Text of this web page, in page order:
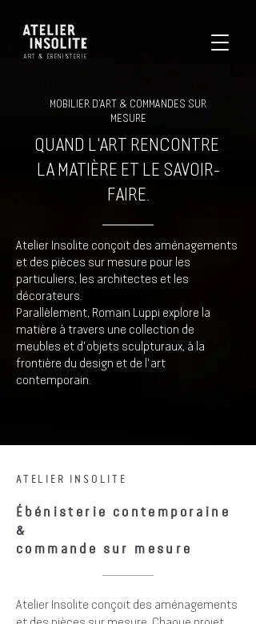
ART & ÉBÉNISTERIE
MOBILIER D'ART & COMMANDES SUR
MESURE
QUAND L'ART RENCONTRE
LA MATIÈRE ET LE SAVOIR-
FAIRE.
Atelier Insolite conçoit des aménagements
et des pièces sur mesure pour les
particuliers, les architectes et les
décorateurs.
Parallèlement, Romain Luppi explore la
matière à travers une collection de
meubles et d'objets sculpturaux, à la
frontière du design et de l'art
contemporain.
ATELIER INSOLITE
Ébénisterie contemporaine
&
commande sur mesure
Atelier Insolite conçoit des aménagements